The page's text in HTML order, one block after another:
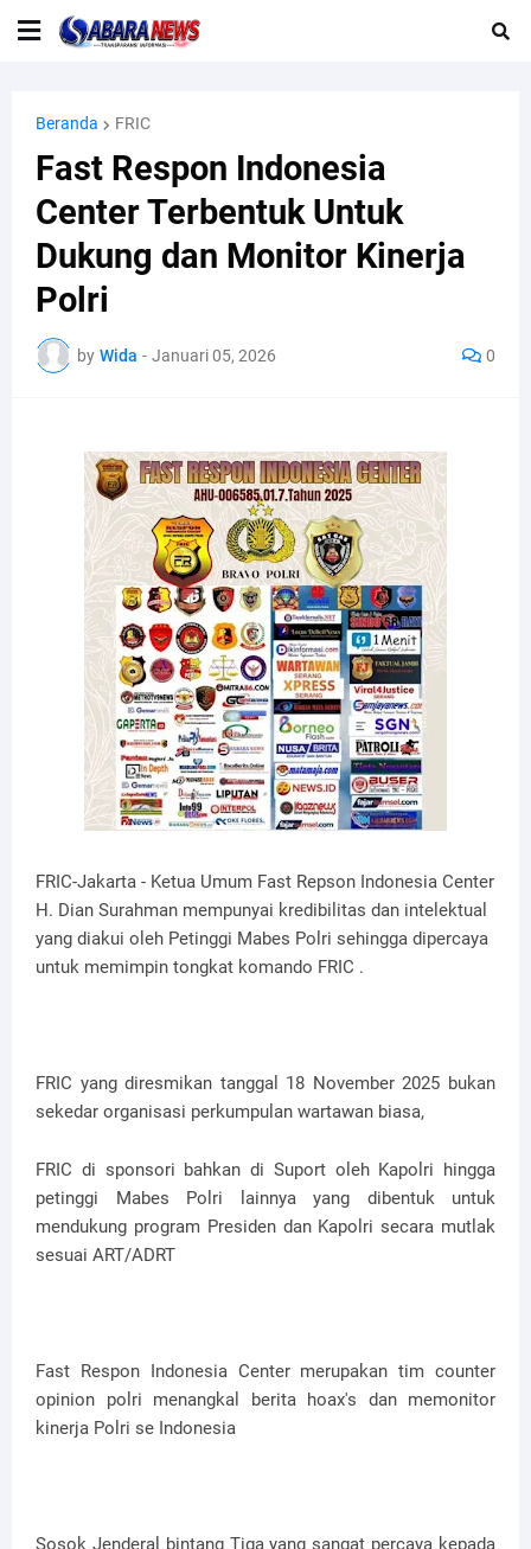
Beranda FRIC
Fast Respon Indonesia
Center Terbentuk Untuk
Dukung dan Monitor Kinerja
Polri
by Wida - Januari 05, 2026 0
FRIC-Jakarta - Ketua Umum Fast Repson Indonesia Center
H. Dian Surahman mempunyai kredibilitas dan intelektual
yang diakui oleh Petinggi Mabes Polri sehingga dipercaya
untuk memimpin tongkat komando FRIC .
FRIC yang diresmikan tanggal 18 November 2025 bukan
sekedar organisasi perkumpulan wartawan biasa,
FRIC di sponsori bahkan di Suport oleh Kapolri hingga
petinggi Mabes Polri lainnya yang dibentuk untuk
mendukung program Presiden dan Kapolri secara mutlak
sesuai ART/ADRT
Fast Respon Indonesia Center merupakan tim counter
opinion polri menangkal berita hoax's dan memonitor
kinerja Polri se Indonesia
Sosok Jenderal bintang Tiga yang sangat percaya kepada